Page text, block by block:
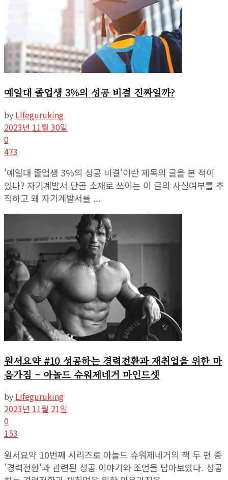
예일대 졸업생 3%의 성공 비결 진짜일까?
by LIfeguruking
2023년 11월 30일
0
473
'예일대 졸업생 3%의 성공 비결'이란 제목의 글을 본 적이
있나? 자기계발서 단골 소재로 쓰이는 이 글의 사실여부를 추
적하고 왜 자기계발서를 ...
원서요약 #10 성공하는 경력전환과 재취업을 위한 마
음가짐 – 아놀드 슈워제네거 마인드셋
by LIfeguruking
2023년 11월 21일
0
153
원서요약 10번째 시리즈로 아놀드 슈워제네거의 책 두 편 중
'경력전환'과 관련된 성공 이야기와 조언을 담아보았다. 성공